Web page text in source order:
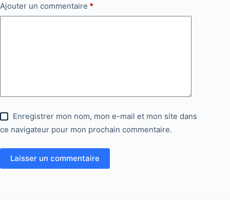
Ajouter un commentaire *
Enregistrer mon nom, mon e-mail et mon site dans
ce navigateur pour mon prochain commentaire.
Laisser un commentaire